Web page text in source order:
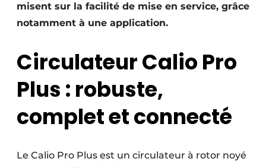
misent sur la facilité de mise en service, grâce
notamment à une application.
Circulateur Calio Pro
Plus : robuste,
complet et connecté
Le Calio Pro Plus est un circulateur à rotor noyé